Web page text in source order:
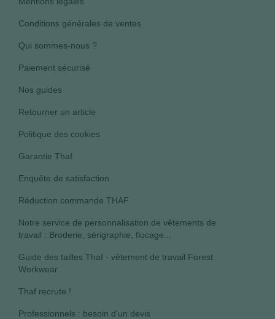
Conditions générales de ventes
Qui sommes-nous ?
Paiement sécurisé
Nos guides
Retourner un article
Politique des cookies
Garantie Thaf
Enquête de satisfaction
Réduction commande THAF
Notre service de personnalisation de vêtements de
travail : Broderie, sérigraphie, flocage...
Guide des tailles Thaf - vêtement de travail Forest
Workwear
Thaf recrute !
Professionnels : besoin d'un devis